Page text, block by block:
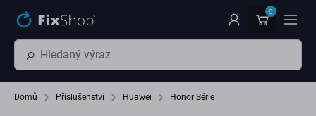
0
Domů Příslušenství Huawei Honor Série